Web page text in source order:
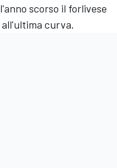
scorso il forlivese
curva.